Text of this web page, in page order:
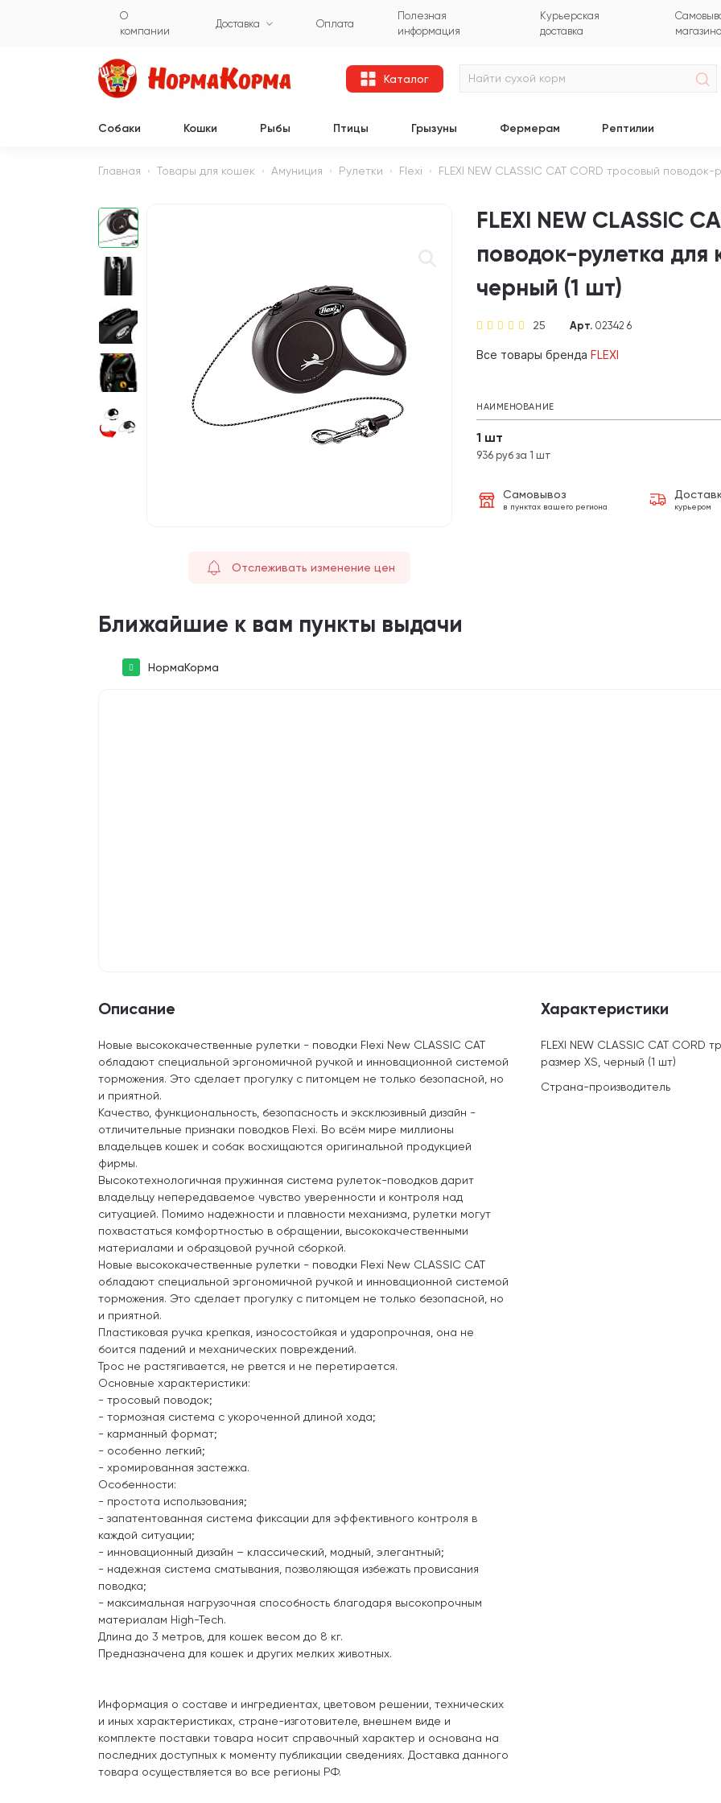
О
компании
Доставка Оплата
Полезная
информация
Курьерская
доставка
магазина
Каталог
Собаки Кошки Рыбы Птицы Грызуны Фермерам Рептилии
Главная Товары для кошек Амуниция Рулетки Flexi FLEXI NEW CLASSIC CAT CORD тросовый
Отслеживать изменение цен
FLEXI NEW CLASSIC
поводок-рулетка для
черный (1 шт)
25 Арт. 02342 6
Все товары бренда FLEXI
НАИМЕНОВАНИЕ
1 шт
936 руб за 1 шт
Самовывоз
в пунктах вашего региона курьером
Ближайшие к вам пункты выдачи
НормаКорма
Описание
Новые высококачественные рулетки - поводки Flexi New CLASSIC CAT
обладают специальной эргономичной ручкой и инновационной системой
торможения. Это сделает прогулку с питомцем не только безопасной, но
и приятной.
Качество, функциональность, безопасность и эксклюзивный дизайн -
отличительные признаки поводков Flexi. Во всём мире миллионы
владельцев кошек и собак восхищаются оригинальной продукцией
фирмы.
Высокотехнологичная пружинная система рулеток-поводков дарит
владельцу непередаваемое чувство уверенности и контроля над
ситуацией. Помимо надежности и плавности механизма, рулетки могут
похвастаться комфортностью в обращении, высококачественными
материалами и образцовой ручной сборкой.
Новые высококачественные рулетки - поводки Flexi New CLASSIC CAT
обладают специальной эргономичной ручкой и инновационной системой
торможения. Это сделает прогулку с питомцем не только безопасной, но
и приятной.
Пластиковая ручка крепкая, износостойкая и ударопрочная, она не
боится падений и механических повреждений.
Трос не растягивается, не рвется и не перетирается.
Основные характеристики:
- тросовый поводок;
- тормозная система с укороченной длиной хода;
- карманный формат;
- особенно легкий;
- хромированная застежка.
Особенности:
- простота использования;
- запатентованная система фиксации для эффективного контроля в
каждой ситуации;
- инновационный дизайн – классический, модный, элегантный;
- надежная система сматывания, позволяющая избежать провисания
поводка;
- максимальная нагрузочная способность благодаря высокопрочным
материалам High-Tech.
Длина до 3 метров, для кошек весом до 8 кг.
Предназначена для кошек и других мелких животных.
Информация о составе и ингредиентах, цветовом решении, технических
и иных характеристиках, стране-изготовителе, внешнем виде и
комплекте поставки товара носит справочный характер и основана на
последних доступных к моменту публикации сведениях. Доставка данного
товара осуществляется во все регионы РФ.
Характеристики
FLEXI NEW CLASSIC CAT CORD
размер XS, черный (1 шт)
Страна-производитель